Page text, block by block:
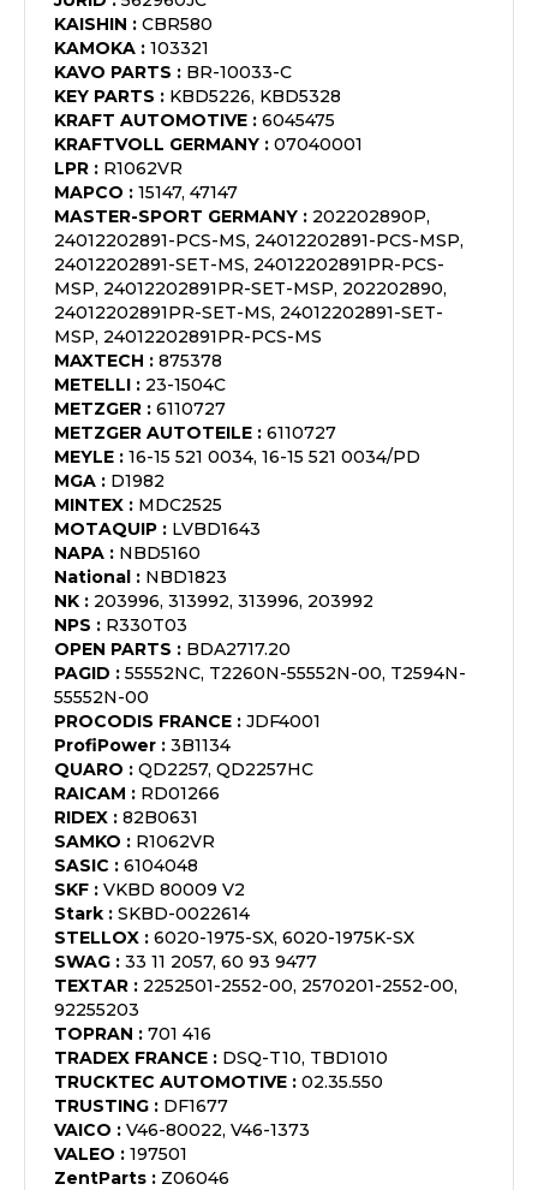
KAISHIN : CBR580
KAMOKA : 103321
KAVO PARTS : BR-10033-C
KEY PARTS : KBD5226, KBD5328
KRAFT AUTOMOTIVE : 6045475
KRAFTVOLL GERMANY : 07040001
LPR : R1062VR
MAPCO : 15147, 47147
MASTER-SPORT GERMANY : 202202890P,
24012202891-PCS-MS, 24012202891-PCS-MSP,
24012202891-SET-MS, 24012202891PR-PCS-
MSP, 24012202891PR-SET-MSP, 202202890,
24012202891PR-SET-MS, 24012202891-SET-
MSP, 24012202891PR-PCS-MS
MAXTECH : 875378
METELLI : 23-1504C
METZGER : 6110727
METZGER AUTOTEILE : 6110727
MEYLE : 16-15 521 0034, 16-15 521 0034/PD
MGA : D1982
MINTEX : MDC2525
MOTAQUIP : LVBD1643
NAPA : NBD5160
National : NBD1823
NK : 203996, 313992, 313996, 203992
NPS : R330T03
OPEN PARTS : BDA2717.20
PAGID : 55552NC, T2260N-55552N-00, T2594N-
55552N-00
PROCODIS FRANCE : JDF4001
ProfiPower : 3B1134
QUARO : QD2257, QD2257HC
RAICAM : RD01266
RIDEX : 82B0631
SAMKO : R1062VR
SASIC : 6104048
SKF : VKBD 80009 V2
Stark : SKBD-0022614
STELLOX : 6020-1975-SX, 6020-1975K-SX
SWAG : 33 11 2057, 60 93 9477
TEXTAR : 2252501-2552-00, 2570201-2552-00,
92255203
TOPRAN : 701 416
TRADEX FRANCE : DSQ-T10, TBD1010
TRUCKTEC AUTOMOTIVE : 02.35.550
TRUSTING : DF1677
VAICO : V46-80022, V46-1373
VALEO : 197501
ZentParts : Z06046